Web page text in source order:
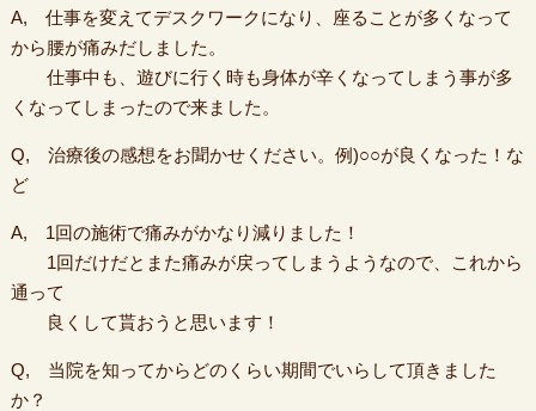
A, 仕事を変えてデスクワークになり、座ることが多くなって
から腰が痛みだしました。
仕事中も、遊びに行く時も身体が辛くなってしまう事が多
くなってしまったので来ました。
Q, 治療後の感想をお聞かせください。例)○○が良くなった！な
ど
A, 1回の施術で痛みがかなり減りました！
1回だけだとまた痛みが戻ってしまうようなので、これから
通って
良くして貰おうと思います！
Q, 当院を知ってからどのくらい期間でいらして頂きました
か？